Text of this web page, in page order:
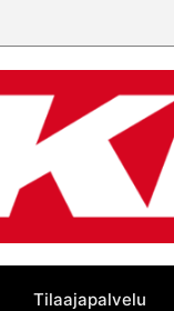
Tilaajapalvelu